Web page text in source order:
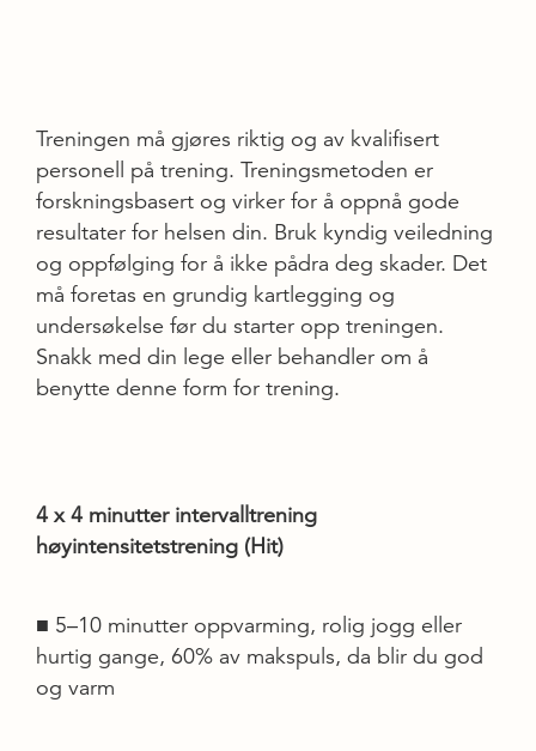
Treningen må gjøres riktig og av kvalifisert
personell på trening. Treningsmetoden er
forskningsbasert og virker for å oppnå gode
resultater for helsen din. Bruk kyndig veiledning
og oppfølging for å ikke pådra deg skader. Det
må foretas en grundig kartlegging og
undersøkelse før du starter opp treningen.
Snakk med din lege eller behandler om å
benytte denne form for trening.
4 x 4 minutter intervalltrening
høyintensitetstrening (Hit)
■ 5–10 minutter oppvarming, rolig jogg eller
hurtig gange, 60% av makspuls, da blir du god
og varm